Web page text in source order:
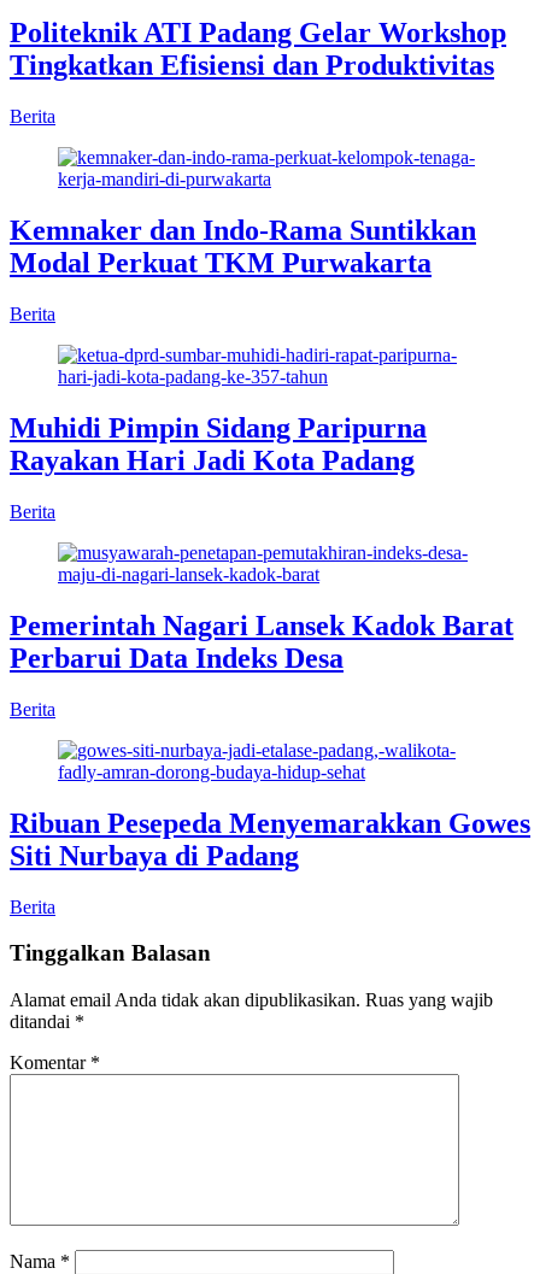
Politeknik ATI Padang Gelar Workshop
Tingkatkan Efisiensi dan Produktivitas
Berita
Kemnaker dan Indo-Rama Suntikkan
Modal Perkuat TKM Purwakarta
Berita
Muhidi Pimpin Sidang Paripurna
Rayakan Hari Jadi Kota Padang
Berita
Pemerintah Nagari Lansek Kadok Barat
Perbarui Data Indeks Desa
Berita
Ribuan Pesepeda Menyemarakkan Gowes
Siti Nurbaya di Padang
Berita
Tinggalkan Balasan
Alamat email Anda tidak akan dipublikasikan. Ruas yang wajib
ditandai *
Komentar *
Nama *